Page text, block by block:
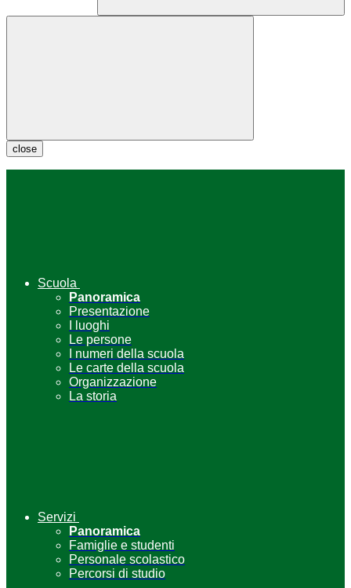
close
Scuola
Panoramica
Presentazione
I luoghi
Le persone
I numeri della scuola
Le carte della scuola
Organizzazione
La storia
Servizi
Panoramica
Famiglie e studenti
Personale scolastico
Percorsi di studio